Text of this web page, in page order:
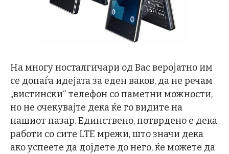
На многу носталгичари од Вас веројатно им
се допаѓа идејата за еден ваков, да не речам
„вистински“ телефон со паметни можности,
но не очекувајте дека ќе го видите на
нашиот пазар. Единствено, потврдено е дека
работи со сите LTE мрежи, што значи дека
ако успеете да дојдете до него, ќе можете да